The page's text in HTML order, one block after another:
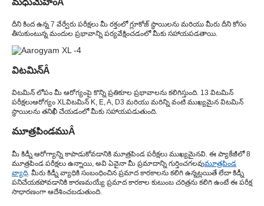
దీని కింద ఉన్న 7 వేర్వేరు పరీక్షలు మీ రక్తంలో గ్లూకోజ్ స్థాయిలను మరియు మీరు దీని కోసం
తీసుకుంటున్న మందుల ప్రభావాన్ని పర్యవేక్షించడంలో మీకు సహాయపడతాయి.
విటమిన్Â
విటమిన్ లోపం మీ ఆరోగ్యంపై కొన్ని ప్రతికూల ప్రభావాలను కలిగిస్తుంది. 13 విటమిన్
పరీక్షలుఆరోగ్యం XLవిటమిన్ K, E, A, D3 మరియు మరిన్ని వంటి ముఖ్యమైన విటమిన్
స్థాయిలను తనిఖీ చేయడంలో మీకు సహాయపడుతుంది.
మూత్రపిండముÂ
మీ కిడ్నీ ఆరోగ్యాన్ని కాపాడుకోవడానికి మూత్రపిండ పరీక్షలు ముఖ్యమైనవి. ఈ ప్యాకేజీలో 8
మూత్రపిండ పరీక్షలు ఉన్నాయి, అవి ఏవైనా మీ ప్రమాదాన్ని గుర్తించగలవుమూత్రపిండ
వ్యాధి. మీరు కిడ్నీ వ్యాధికి సంబంధించిన ప్రమాద కారకాలను కలిగి ఉన్నట్లయితే లేదా కిడ్నీ
పనిచేయకపోవడానికి కారణమయ్యే ప్రమాద కారకాల కుటుంబ చరిత్రను కలిగి ఉంటే ఈ పరీక్ష
సాధారణంగా ఆదేశించబడుతుంది.